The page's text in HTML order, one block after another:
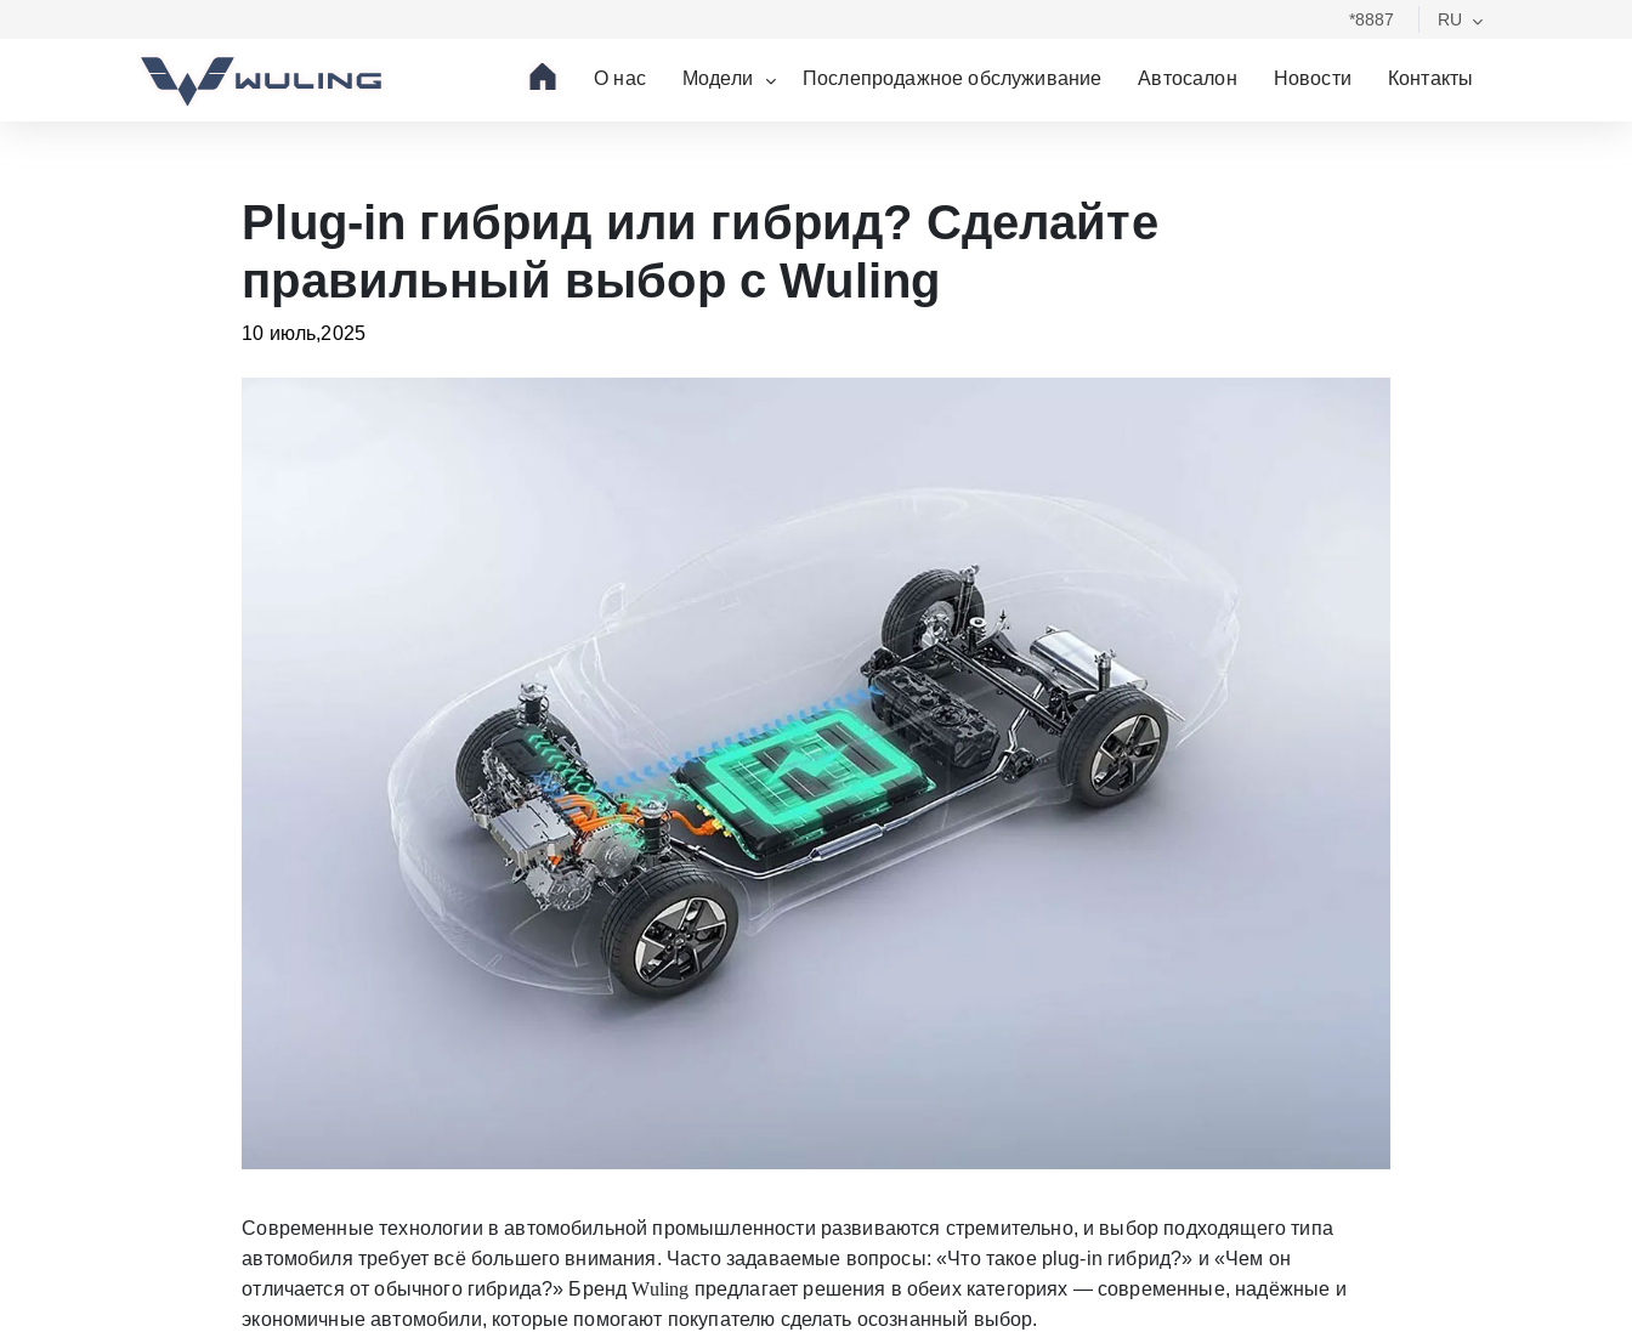
*8887 RU
О нас Модели Послепродажное обслуживание Автосалон Новости Контакты
Plug-in гибрид или гибрид? Сделайте
правильный выбор с Wuling
10 июль,2025
Современные технологии в автомобильной промышленности развиваются стремительно, и выбор подходящего типа
автомобиля требует всё большего внимания. Часто задаваемые вопросы: «Что такое plug-in гибрид?» и «Чем он
отличается от обычного гибрида?» БрендWuling предлагает решения в обеих категориях — современные, надёжные и
экономичные автомобили, которые помогают покупателю сделать осознанный выбор.